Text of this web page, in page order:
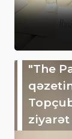
"The